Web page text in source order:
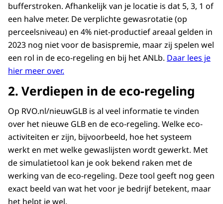
bufferstroken. Afhankelijk van je locatie is dat 5, 3, 1 of
een halve meter. De verplichte gewasrotatie (op
perceelsniveau) en 4% niet-productief areaal gelden in
2023 nog niet voor de basispremie, maar zij spelen wel
een rol in de eco-regeling en bij het ANLb. Daar lees je
hier meer over.
2. Verdiepen in de eco-regeling
Op RVO.nl/nieuwGLB is al veel informatie te vinden
over het nieuwe GLB en de eco-regeling. Welke eco-
activiteiten er zijn, bijvoorbeeld, hoe het systeem
werkt en met welke gewaslijsten wordt gewerkt. Met
de simulatietool kan je ook bekend raken met de
werking van de eco-regeling. Deze tool geeft nog geen
exact beeld van wat het voor je bedrijf betekent, maar
het helpt je wel.